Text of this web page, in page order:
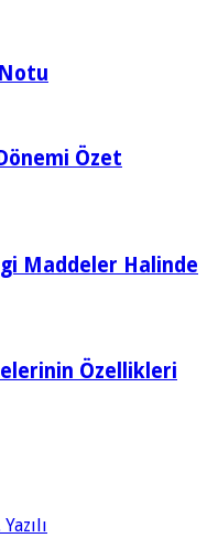
Özet
Maddeler Halinde
Özellikleri